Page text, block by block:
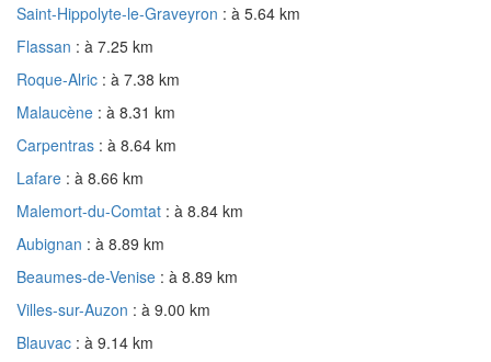
Saint-Hippolyte-le-Graveyron : à 5.64 km
Flassan : à 7.25 km
Roque-Alric : à 7.38 km
Malaucène : à 8.31 km
Carpentras : à 8.64 km
Lafare : à 8.66 km
Malemort-du-Comtat : à 8.84 km
Aubignan : à 8.89 km
Beaumes-de-Venise : à 8.89 km
Villes-sur-Auzon : à 9.00 km
Blauvac : à 9.14 km